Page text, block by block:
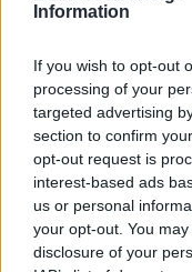
Information
If you wish to opt-out
processing of your
targeted advertising
section to confirm
opt-out request is
interest-based ads
us or personal
your opt-out. You
disclosure of your
Ουκρανία: Με Μίχαϊλιουκ
Άρης: Ανακοίνωσε την
απόκτηση του Άνταμ
Δωρεά της ΚΑΕ στους
πυρόπληκτους